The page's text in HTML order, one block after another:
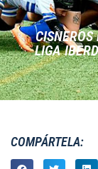
LIGA
COMPÁRTELA: